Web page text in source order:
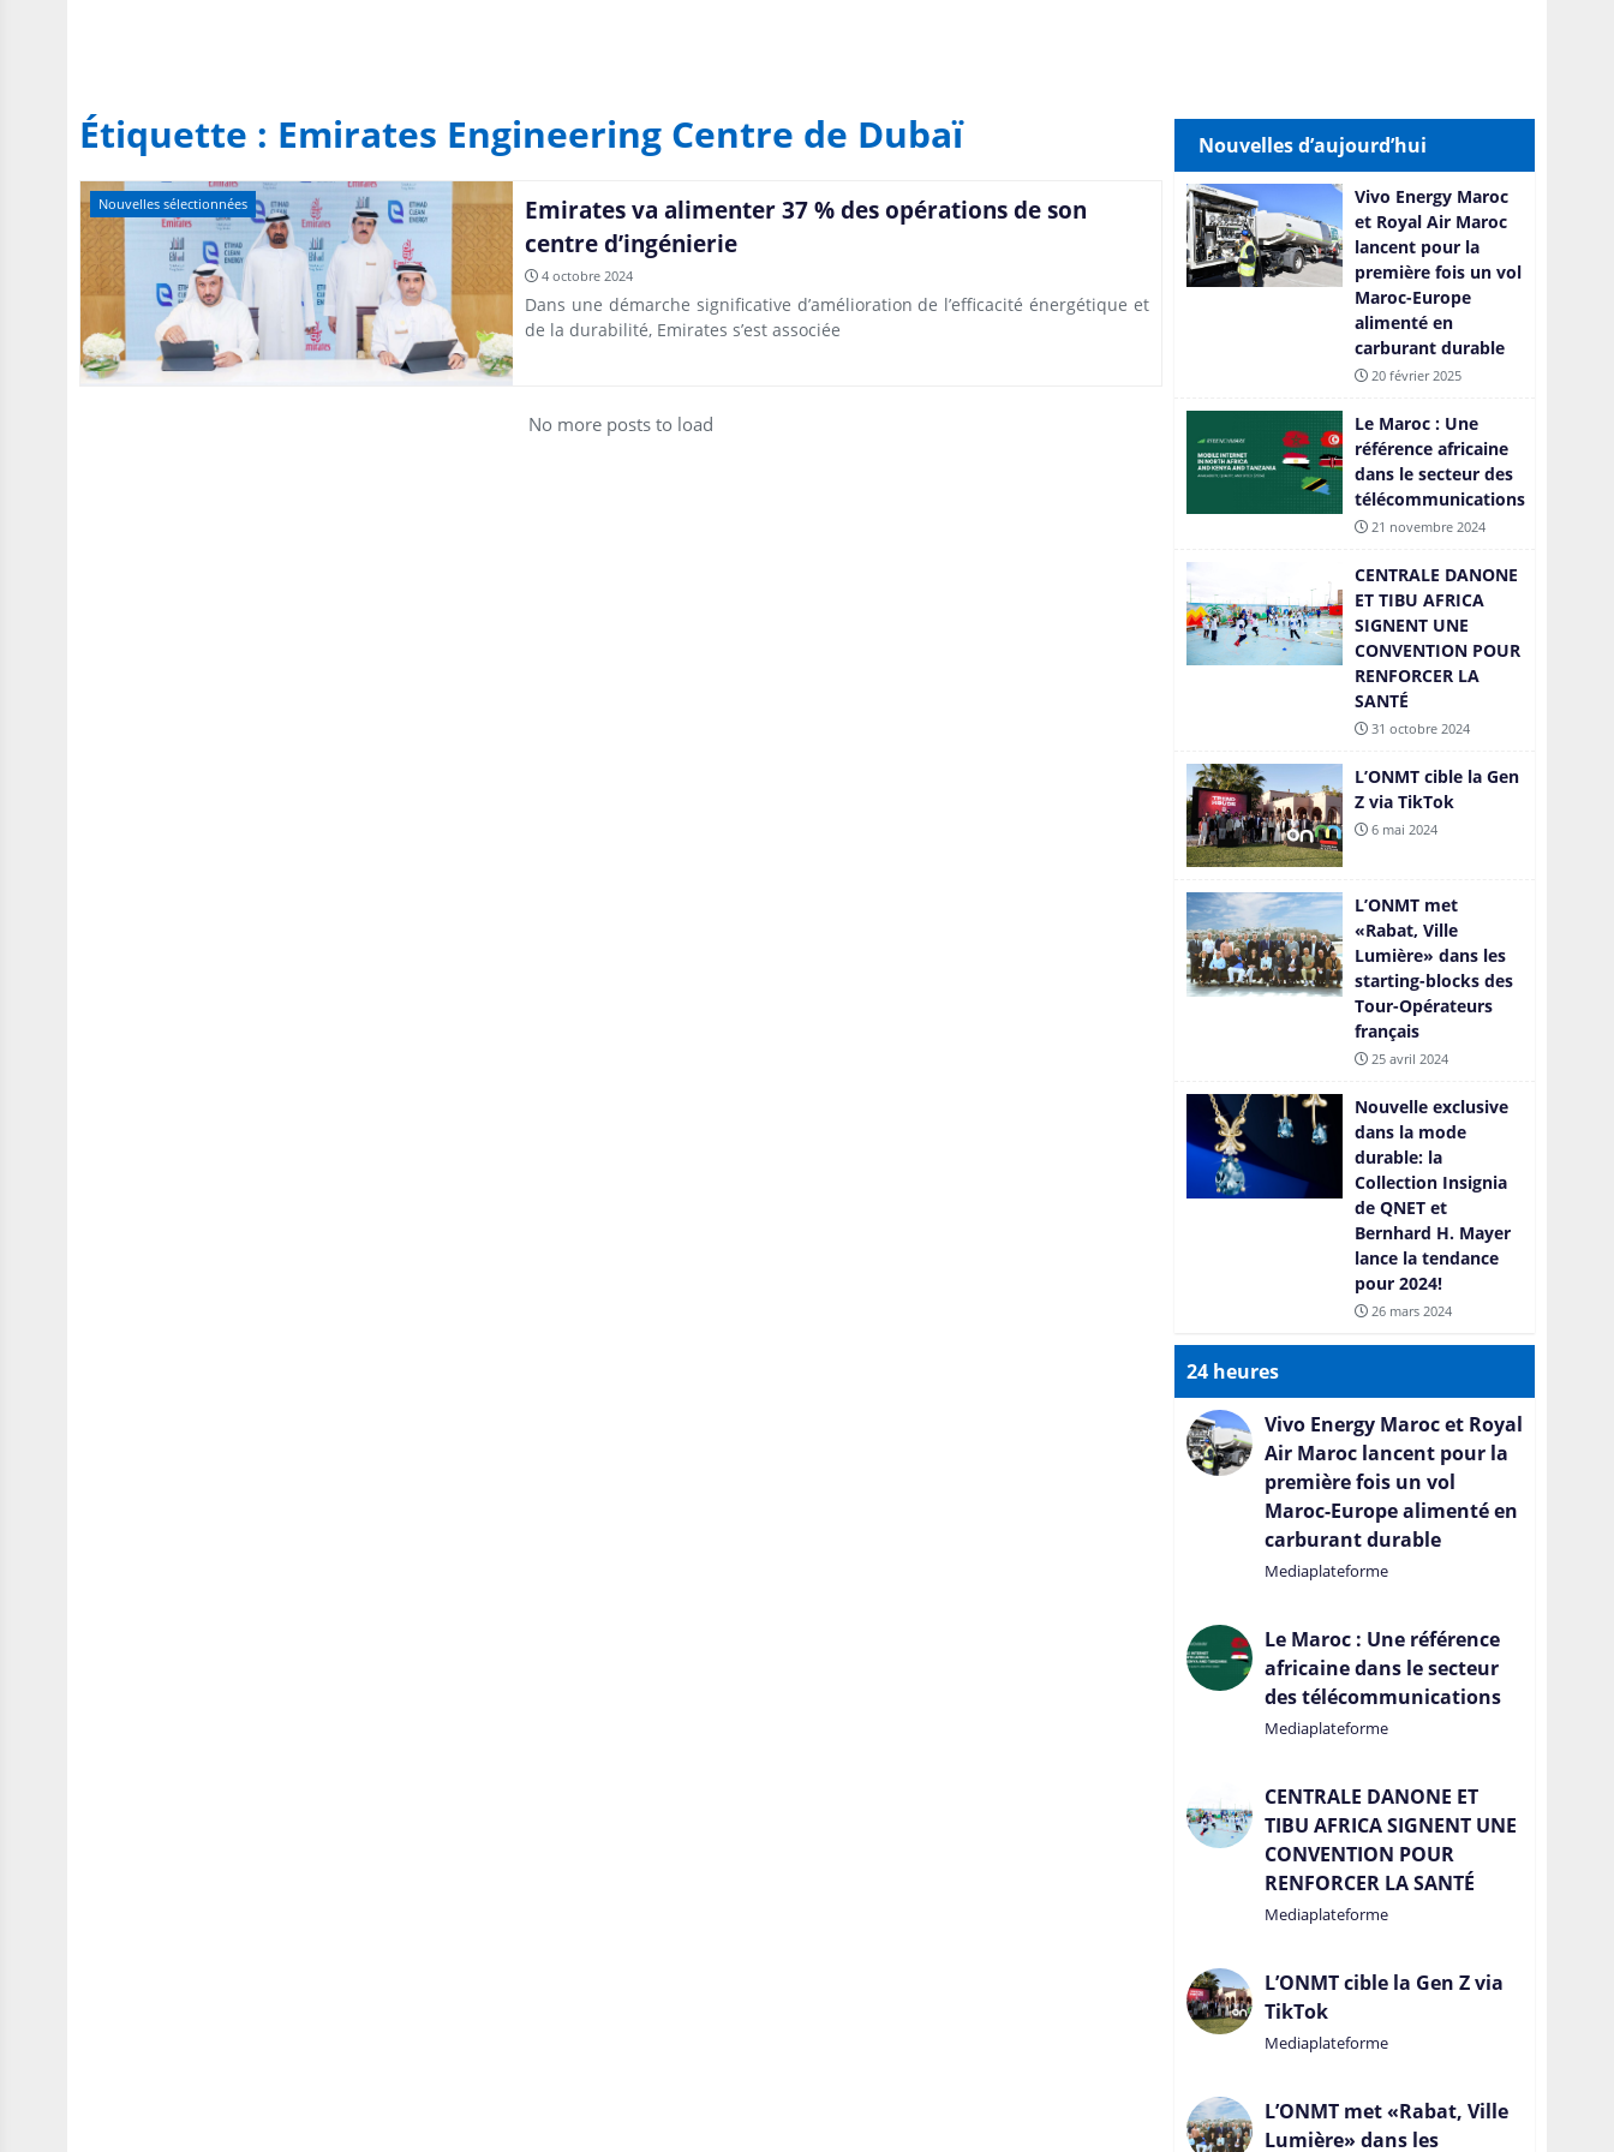
Étiquette : Emirates Engineering Centre de Dubaï
Nouvelles sélectionnées
Emirates va alimenter 37 % des opérations de son
centre d’ingénierie
4 octobre 2024
Dans une démarche significative d’amélioration de l’efficacité énergétique et
de la durabilité, Emirates s’est associée
No more posts to load
Nouvelles d’aujourd’hui
Vivo Energy Maroc
et Royal Air Maroc
lancent pour la
première fois un vol
Maroc-Europe
alimenté en
carburant durable
20 février 2025
Le Maroc : Une
référence africaine
dans le secteur des
télécommunications
21 novembre 2024
CENTRALE DANONE
ET TIBU AFRICA
SIGNENT UNE
CONVENTION POUR
RENFORCER LA
SANTÉ
31 octobre 2024
L’ONMT cible la Gen
Z via TikTok
6 mai 2024
L’ONMT met
«Rabat, Ville
Lumière» dans les
starting-blocks des
Tour-Opérateurs
français
25 avril 2024
Nouvelle exclusive
dans la mode
durable: la
Collection Insignia
de QNET et
Bernhard H. Mayer
lance la tendance
pour 2024!
26 mars 2024
24 heures
Vivo Energy Maroc et Royal
Air Maroc lancent pour la
première fois un vol
Maroc-Europe alimenté en
carburant durable
Mediaplateforme
Le Maroc : Une référence
africaine dans le secteur
des télécommunications
Mediaplateforme
CENTRALE DANONE ET
TIBU AFRICA SIGNENT UNE
CONVENTION POUR
RENFORCER LA SANTÉ
Mediaplateforme
L’ONMT cible la Gen Z via
TikTok
Mediaplateforme
L’ONMT met «Rabat, Ville
Lumière» dans les